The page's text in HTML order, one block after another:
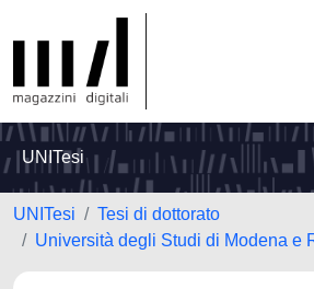
UNITesi
UNITesi
Tesi di dottorato
Università degli Studi di Modena e